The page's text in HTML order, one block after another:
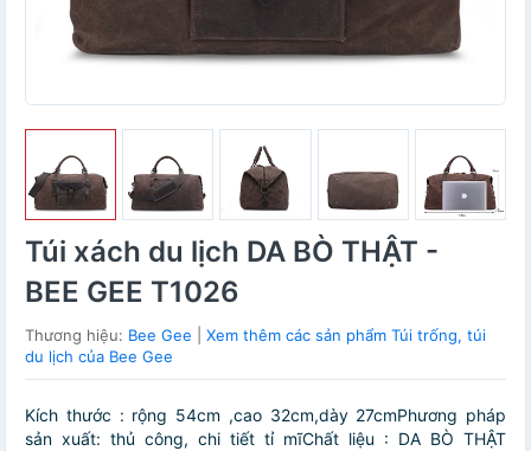
Túi xách du lịch DA BÒ THẬT -
BEE GEE T1026
Thương hiệu: Bee Gee
Xem thêm các sản phẩm Túi trống, túi
du lịch của Bee Gee
Kích thước : rộng 54cm ,cao 32cm,dày 27cmPhương pháp
sản xuất: thủ công, chi tiết tỉ mĩChất liệu : DA BÒ THẬT